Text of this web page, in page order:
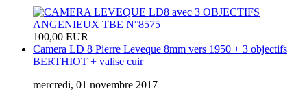
100,00 EUR
Camera LD 8 Pierre Leveque 8mm vers 1950 + 3 objectifs
BERTHIOT + valise cuir
mercredi, 01 novembre 2017